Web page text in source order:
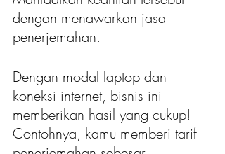
dengan menawarkan jasa
penerjemahan.
Dengan modal laptop dan
koneksi internet, bisnis ini
memberikan hasil yang cukup!
Contohnya, kamu memberi tarif